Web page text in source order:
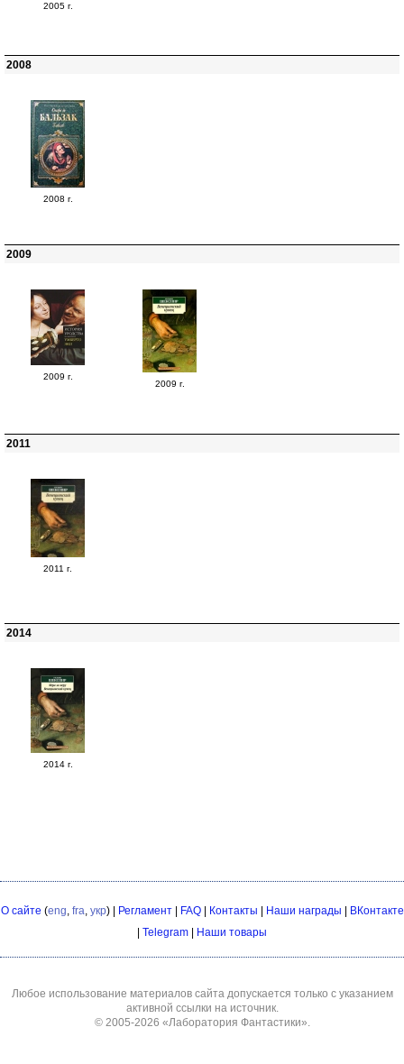
2005 г.
2008
2008 г.
2009
2009 г.
2009 г.
2011
2011 г.
2014
2014 г.
О сайте (eng, fra, укр) | Регламент| FAQ| Контакты Наши награды
ВКонтакте
Telegram Наши товары
Любое использование материалов сайта допускается только с указанием
активной ссылки на источник.
© 2005-2026 «Лаборатория Фантастики».